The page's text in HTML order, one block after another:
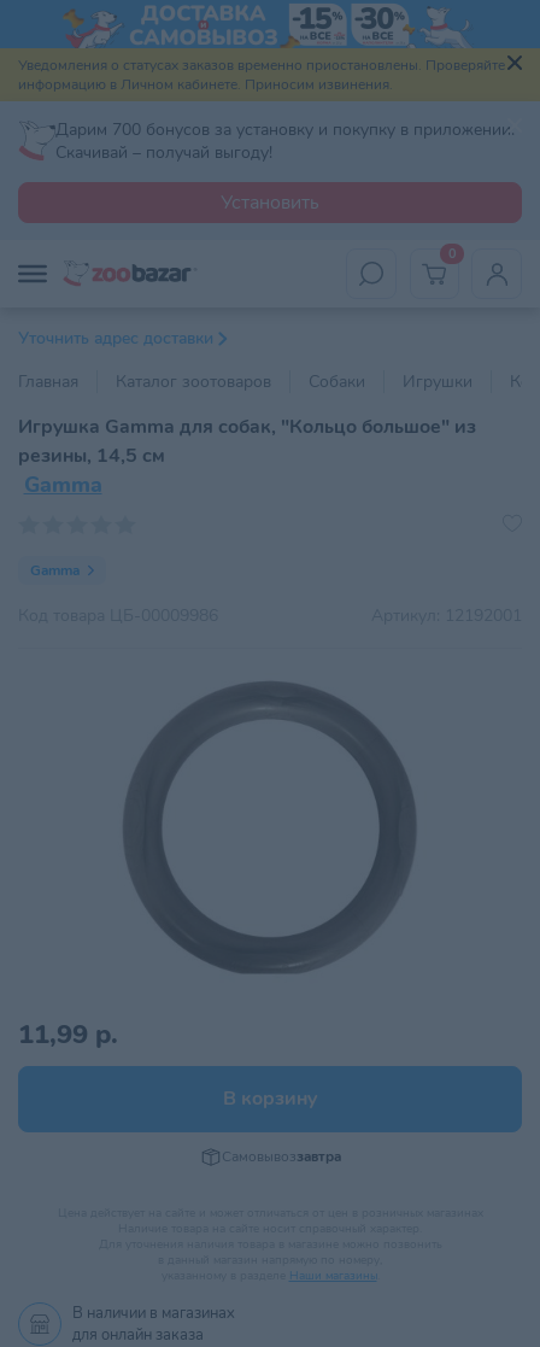
Уведомления о статусах заказов временно приостановлены. Проверяйте
информацию в Личном кабинете. Приносим извинения.
Дарим 700 бонусов за установку и покупку в приложении.
Скачивай – получай выгоду!
Установить
0
Уточнить адрес доставки
Главная
Каталог зоотоваров Собаки Игрушки
Игрушка Gamma для собак, "Кольцо большое" из
резины, 14,5 см
Gamma
Gamma
11,99 р.
В корзину
Самовывоззавтра
Наши магазины.
В наличии в магазинах
для онлайн заказа